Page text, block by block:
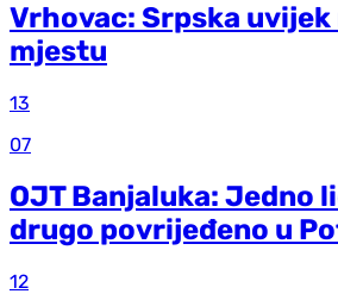
Vrhovac: Srpska uvijek
mjestu
13
07
OJT Banjaluka: Jedno
drugo povrijeđeno u
12